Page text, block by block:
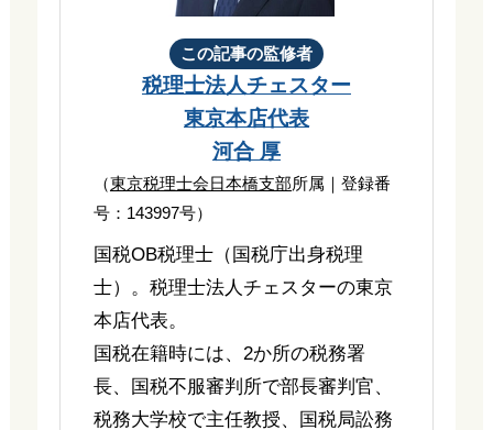
この記事の監修者
税理士法人チェスター
東京本店代表
河合 厚
（東京税理士会日本橋支部所属｜登録番
号：143997号）
国税OB税理士（国税庁出身税理
士）。税理士法人チェスターの東京
本店代表。
国税在籍時には、2か所の税務署
長、国税不服審判所で部長審判官、
税務大学校で主任教授、国税局訟務